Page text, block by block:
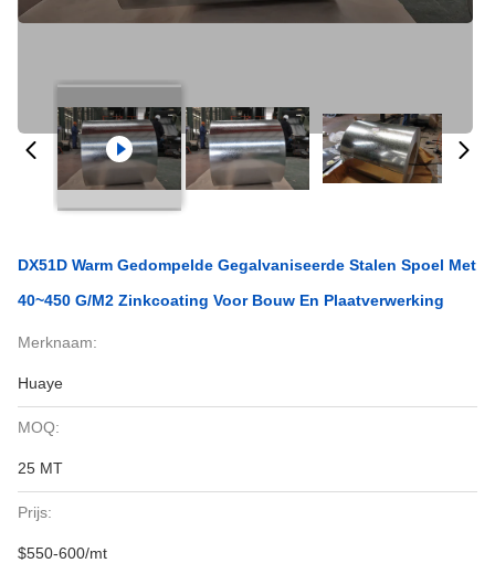
DX51D Warm Gedompelde Gegalvaniseerde Stalen Spoel Met
40~450 G/m2 Zinkcoating Voor Bouw En Plaatverwerking
Merknaam:
Huaye
MOQ:
25 MT
Prijs:
$550-600/mt